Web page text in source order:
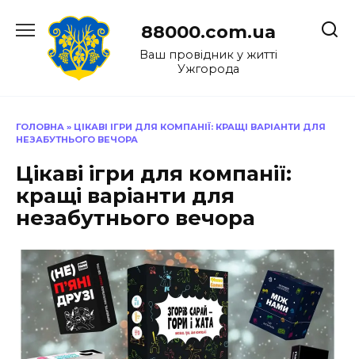
до
88000.com.ua
Ваш провідник у житті
Ужгорода
ГОЛОВНА » ЦІКАВІ ІГРИ ДЛЯ КОМПАНІЇ: КРАЩІ ВАРІАНТИ ДЛЯ
НЕЗАБУТНЬОГО ВЕЧОРА
Цікаві ігри для компанії:
кращі варіанти для
незабутнього вечора